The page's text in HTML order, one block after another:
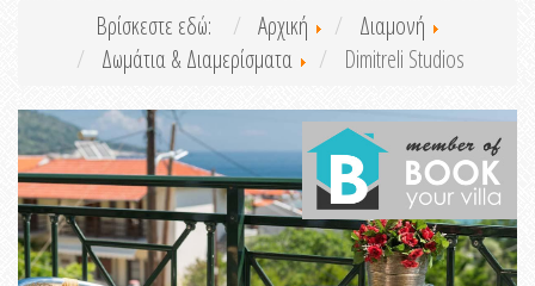
Βρίσκεστε εδώ: Αρχική
Διαμονή
Δωμάτια & Διαμερίσματα
Dimitreli Studios